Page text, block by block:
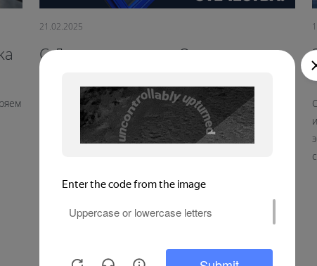
21.02.2025
С Днем защитника Отечества,
наши дорогие мужчины!
Мы поздравляем вас с праздником доблести и отваги.
В этот день желаем вам оставаться такими же
сильными и целеустремленными, готовыми к любым